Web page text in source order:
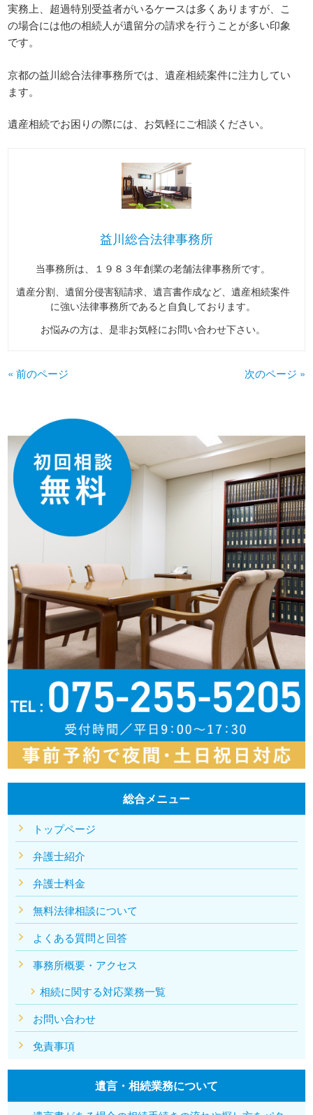
実務上、超過特別受益者がいるケースは多くありますが、こ
の場合には他の相続人が遺留分の請求を行うことが多い印象
です。
京都の益川総合法律事務所では、遺産相続案件に注力してい
ます。
遺産相続でお困りの際には、お気軽にご相談ください。
益川総合法律事務所
当事務所は、１９８３年創業の老舗法律事務所です。
遺産分割、遺留分侵害額請求、遺言書作成など、遺産相続案件
に強い法律事務所であると自負しております。
お悩みの方は、是非お気軽にお問い合わせ下さい。
« 前のページ 次のページ »
総合メニュー
トップページ
弁護士紹介
弁護士料金
無料法律相談について
よくある質問と回答
事務所概要・アクセス
相続に関する対応業務一覧
お問い合わせ
免責事項
遺言・相続業務について